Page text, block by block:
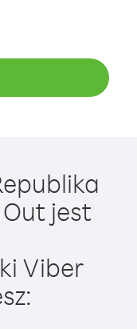
jest
Viber